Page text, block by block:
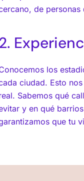
de
los
ciudad. Esto
Sabemos qué
y en qué
que tu